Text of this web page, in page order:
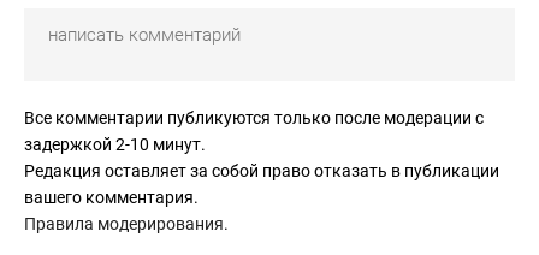
Все комментарии публикуются только после модерации с
задержкой 2-10 минут.
Редакция оставляет за собой право отказать в публикации
вашего комментария.
Правила модерирования.